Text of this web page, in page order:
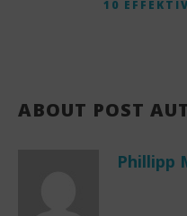
10
ABOUT POST
Phillipp